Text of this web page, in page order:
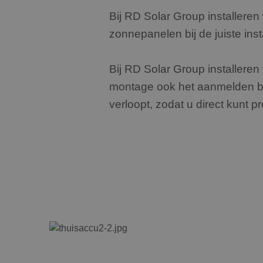
Bij RD Solar Group
zonnepanelen bij de juiste
Bij RD Solar Group
montage ook het aanmelden
verloopt, zodat u direct kunt
Naam